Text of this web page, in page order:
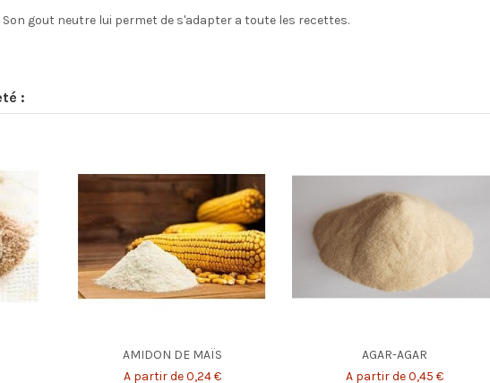
gout neutre lui permet de s'adapter a toute les recettes.
:
AMIDON DE MAÏS
A partir de 0,24 €
AGAR-AGAR
A partir de 0,45 €